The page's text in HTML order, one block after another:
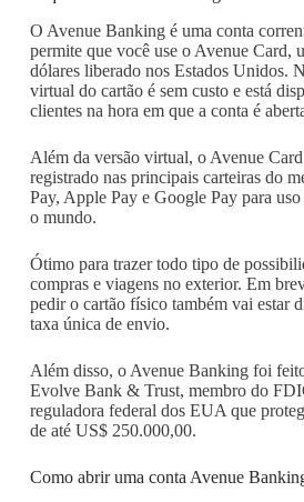
O Avenue Banking é uma conta
permite que você use o Avenue Card,
dólares liberado nos Estados Unidos.
virtual do cartão é sem custo e está
clientes na hora em que a conta é
Além da versão virtual, o Avenue
registrado nas principais carteiras do
Pay, Apple Pay e Google Pay para
o mundo.
Ótimo para trazer todo tipo de
compras e viagens no exterior. Em
pedir o cartão físico também vai estar
taxa única de envio.
Além disso, o Avenue Banking foi
Evolve Bank & Trust, membro do
reguladora federal dos EUA que
de até US$ 250.000,00.
Como abrir uma conta Avenue